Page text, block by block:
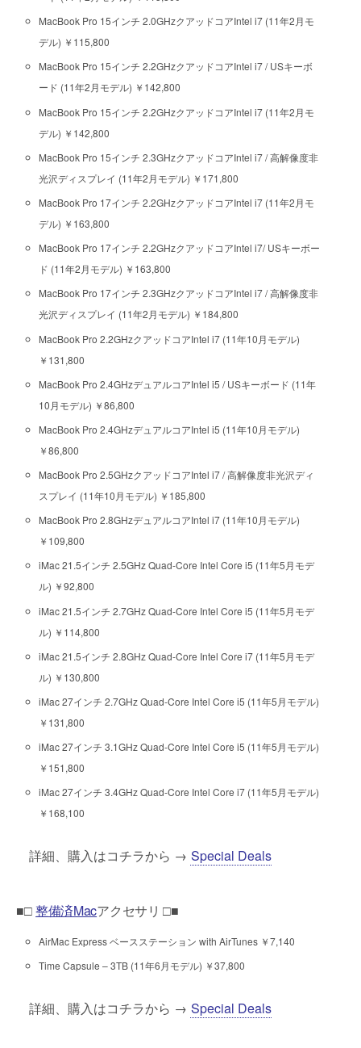
MacBook Pro 15インチ 2.0GHzクアッドコアIntel i7 (11年2月モ
デル) ￥115,800
MacBook Pro 15インチ 2.2GHzクアッドコアIntel i7 / USキーボ
ード (11年2月モデル) ￥142,800
MacBook Pro 15インチ 2.2GHzクアッドコアIntel i7 (11年2月モ
デル) ￥142,800
MacBook Pro 15インチ 2.3GHzクアッドコアIntel i7 / 高解像度非
光沢ディスプレイ (11年2月モデル) ￥171,800
MacBook Pro 17インチ 2.2GHzクアッドコアIntel i7 (11年2月モ
デル) ￥163,800
MacBook Pro 17インチ 2.2GHzクアッドコアIntel i7/ USキーボー
ド (11年2月モデル) ￥163,800
MacBook Pro 17インチ 2.3GHzクアッドコアIntel i7 / 高解像度非
光沢ディスプレイ (11年2月モデル) ￥184,800
MacBook Pro 2.2GHzクアッドコアIntel i7 (11年10月モデル)
￥131,800
MacBook Pro 2.4GHzデュアルコアIntel i5 / USキーボード (11年
10月モデル) ￥86,800
MacBook Pro 2.4GHzデュアルコアIntel i5 (11年10月モデル)
￥86,800
MacBook Pro 2.5GHzクアッドコアIntel i7 / 高解像度非光沢ディ
スプレイ (11年10月モデル) ￥185,800
MacBook Pro 2.8GHzデュアルコアIntel i7 (11年10月モデル)
￥109,800
iMac 21.5インチ 2.5GHz Quad-Core Intel Core i5 (11年5月モデ
ル) ￥92,800
iMac 21.5インチ 2.7GHz Quad-Core Intel Core i5 (11年5月モデ
ル) ￥114,800
iMac 21.5インチ 2.8GHz Quad-Core Intel Core i7 (11年5月モデ
ル) ￥130,800
iMac 27インチ 2.7GHz Quad-Core Intel Core i5 (11年5月モデル)
￥131,800
iMac 27インチ 3.1GHz Quad-Core Intel Core i5 (11年5月モデル)
￥151,800
iMac 27インチ 3.4GHz Quad-Core Intel Core i7 (11年5月モデル)
￥168,100
詳細、購入はコチラから → Special Deals
■□整備済Macアクセサリ □■
AirMac Express ベースステーション with AirTunes ￥7,140
Time Capsule – 3TB (11年6月モデル) ￥37,800
詳細、購入はコチラから → Special Deals